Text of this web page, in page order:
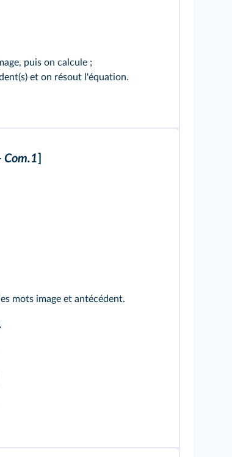
puis on calcule ;
et on résout l'équation.
Com.1
mots image et antécédent.
.